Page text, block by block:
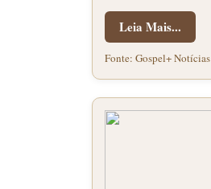
Leia Mais...
Fonte: Gospel+ Notícias